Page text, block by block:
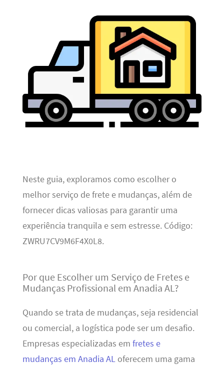
Neste guia, exploramos como escolher o
melhor serviço de frete e mudanças, além de
fornecer dicas valiosas para garantir uma
experiência tranquila e sem estresse. Código:
ZWRU7CV9M6F4X0L8.
Por que Escolher um Serviço de Fretes e
Mudanças Profissional em Anadia AL?
Quando se trata de mudanças, seja residencial
ou comercial, a logística pode ser um desafio.
Empresas especializadas em fretes e
mudanças em Anadia ALoferecem uma gama